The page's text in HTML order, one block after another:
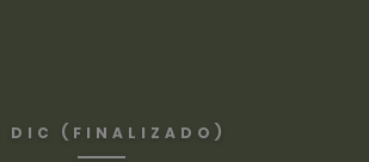
DIC (FINALIZADO)